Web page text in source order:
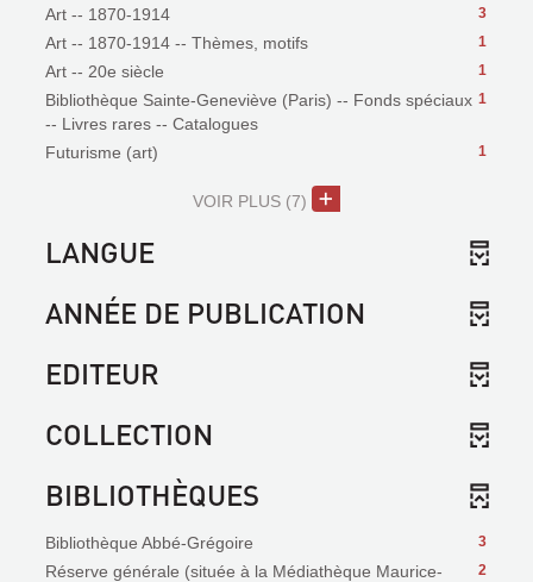
3
Art -- 1870-1914
1
Art -- 1870-1914 -- Thèmes, motifs
1
Art -- 20e siècle
1
Bibliothèque Sainte-Geneviève (Paris) -- Fonds spéciaux
-- Livres rares -- Catalogues
1
Futurisme (art)
VOIR PLUS (7)
LANGUE
ANNÉE DE PUBLICATION
EDITEUR
COLLECTION
BIBLIOTHÈQUES
3
Bibliothèque Abbé-Grégoire
2
Réserve générale (située à la Médiathèque Maurice-